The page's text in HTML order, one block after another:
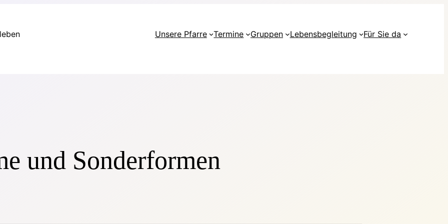
Unsere Pfarre Termine Gruppen Lebensbegleitung Für Sie da
und Sonderformen